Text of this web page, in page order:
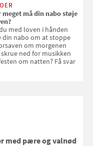
meget må din nabo støje
med loven i hånden
din nabo om at stoppe
om morgenen
ned for musikken
om natten? Få svar
med pære og valnød